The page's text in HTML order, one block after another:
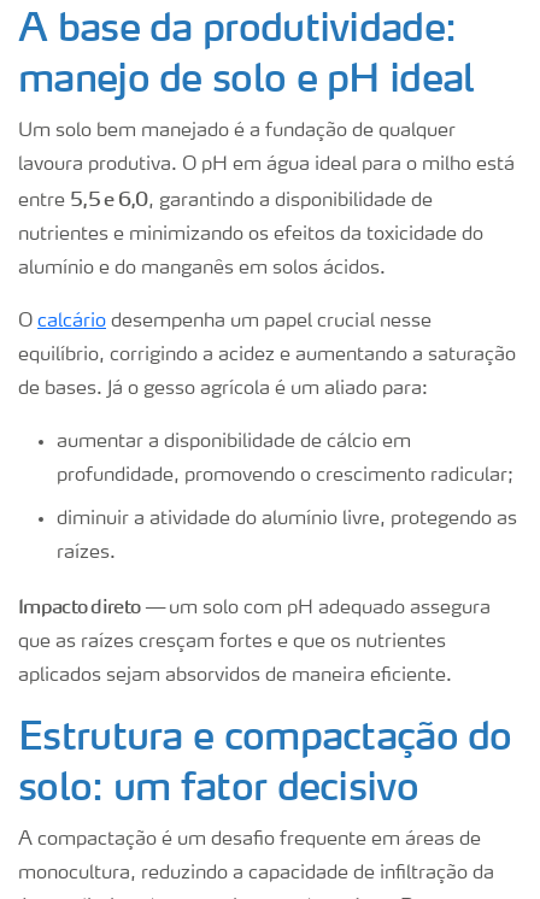
A base da produtividade:
manejo de solo e pH ideal
Um solo bem manejado é a fundação de qualquer
lavoura produtiva. O pH em água ideal para o milho está
entre 5,5 e 6,0, garantindo a disponibilidade de
nutrientes e minimizando os efeitos da toxicidade do
alumínio e do manganês em solos ácidos.
O calcário desempenha um papel crucial nesse
equilíbrio, corrigindo a acidez e aumentando a saturação
de bases. Já o gesso agrícola é um aliado para:
aumentar a disponibilidade de cálcio em
profundidade, promovendo o crescimento radicular;
diminuir a atividade do alumínio livre, protegendo as
raízes.
Impacto direto —um solo com pH adequado assegura
que as raízes cresçam fortes e que os nutrientes
aplicados sejam absorvidos de maneira eficiente.
Estrutura e compactação do
solo: um fator decisivo
A compactação é um desafio frequente em áreas de
monocultura, reduzindo a capacidade de infiltração da